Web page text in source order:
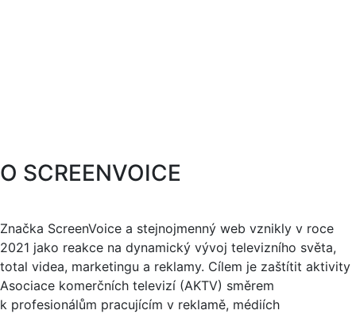
O SCREENVOICE
Značka ScreenVoice a stejnojmenný web vznikly v roce
2021 jako reakce na dynamický vývoj televizního světa,
total videa, marketingu a reklamy. Cílem je zaštítit aktivity
Asociace komerčních televizí (AKTV) směrem
k profesionálům pracujícím v reklamě, médiích